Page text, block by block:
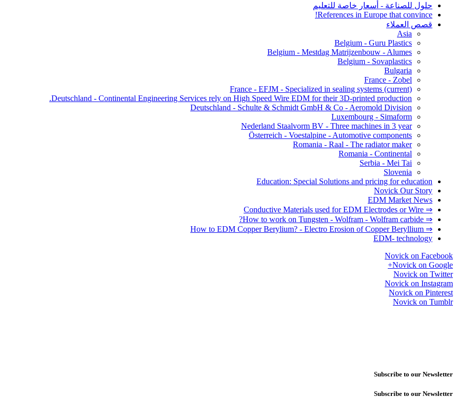
حلول للصناعة - أسعار خاصة للتعليم
References in Europe that convince!
قصص العملاء
Asia
Belgium - Guru Plastics
Belgium - Mestdag Matrijzenbouw - Alumes
Belgium - Sovaplastics
Bulgaria
France - Zobel
France - EFJM - Specialized in sealing systems (current)
Deutschland - Continental Engineering Services rely on High Speed Wire EDM for their 3D-printed production.
Deutschland - Schulte & Schmidt GmbH & Co - Aeromold Division
Luxembourg - Simaform
Nederland Staalvorm BV - Three machines in 3 year
Österreich - Voestalpine - Automotive components
Romania - Raal - The radiator maker
Romania - Continental
Serbia - Mei Tai
Slovenia
Education: Special Solutions and pricing for education
Novick Our Story
EDM Market News
⇒ Conductive Materials used for EDM Electrodes or Wire
⇒ How to work on Tungsten - Wolfram - Wolfram carbide?
⇒ How to EDM Copper Berylium? - Electro Erosion of Copper Beryllium
EDM- technology
Novick on Facebook
Novick on Google+
Novick on Twitter
Novick on Instagram
Novick on Pinterest
Novick on Tumblr
Subscribe to our Newsletter
Subscribe to our Newsletter